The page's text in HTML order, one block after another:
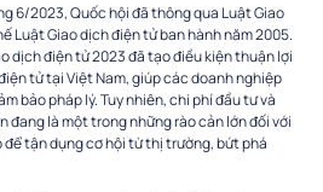
6/2023, Quốc hội đã thông qua Luật Giao
Luật Giao dịch điện tử ban hành năm 2005.
dịch điện tử 2023 đã tạo điều kiện thuận lợi
tử tại Việt Nam, giúp các doanh nghiệp
bảo pháp lý. Tuy nhiên, chi phí đầu tư và
đang là một trong những rào cản lớn đối với
tận dụng cơ hội từ thị trường, bứt phá